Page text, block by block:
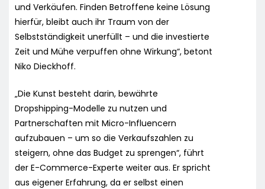
und Verkäufen. Finden Betroffene keine Lösung
hierfür, bleibt auch ihr Traum von der
Selbstständigkeit unerfüllt – und die investierte
Zeit und Mühe verpuffen ohne Wirkung“, betont
Niko Dieckhoff.
„Die Kunst besteht darin, bewährte
Dropshipping-Modelle zu nutzen und
Partnerschaften mit Micro-Influencern
aufzubauen – um so die Verkaufszahlen zu
steigern, ohne das Budget zu sprengen“, führt
der E-Commerce-Experte weiter aus. Er spricht
aus eigener Erfahrung, da er selbst einen